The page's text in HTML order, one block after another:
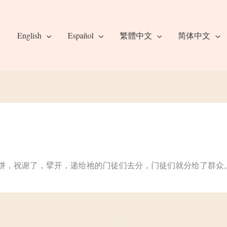
English Español 繁體中文 简体中文
祝谢了，擘开，递给祂的门徒们去分，门徒们就分给了群众。